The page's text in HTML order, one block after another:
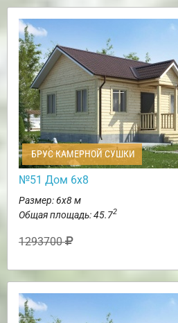
БРУС КАМЕРНОЙ СУШКИ
№51 Дом 6х8
Размер: 6х8 м
Общая площадь: 45.72
1293700